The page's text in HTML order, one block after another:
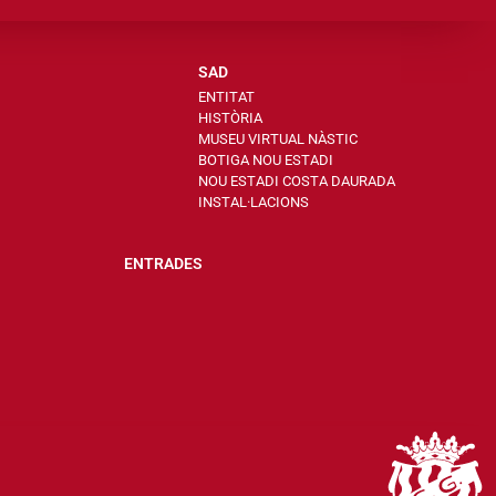
SAD
ENTITAT
HISTÒRIA
MUSEU VIRTUAL NÀSTIC
BOTIGA NOU ESTADI
NOU ESTADI COSTA DAURADA
INSTAL·LACIONS
ENTRADES